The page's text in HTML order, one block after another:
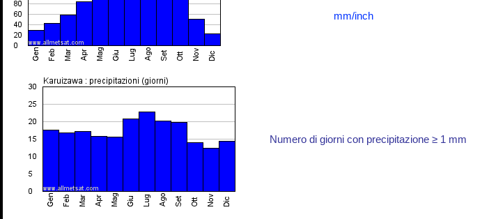
mm/inch
Numero di giorni con precipitazione ≥ 1 mm